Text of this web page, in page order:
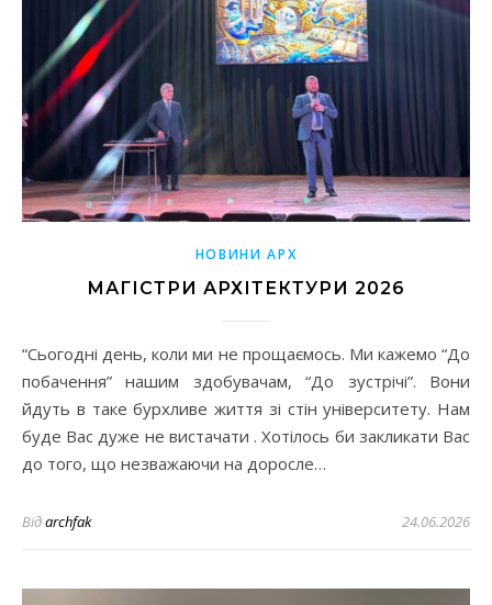
НОВИНИ АРХ
МАГІСТРИ АРХІТЕКТУРИ 2026
“Сьогодні день, коли ми не прощаємось. Ми кажемо “До
побачення” нашим здобувачам, “До зустрічі”. Вони
йдуть в таке бурхливе життя зі стін університету. Нам
буде Вас дуже не вистачати . Хотілось би закликати Вас
до того, що незважаючи на доросле…
Відarchfak 24.06.2026